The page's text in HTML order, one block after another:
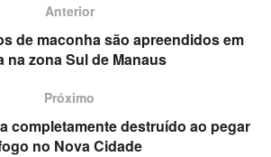
Anterior
de maconha são apreendidos em
na zona Sul de Manaus
Próximo
completamente destruído ao pegar
no Nova Cidade